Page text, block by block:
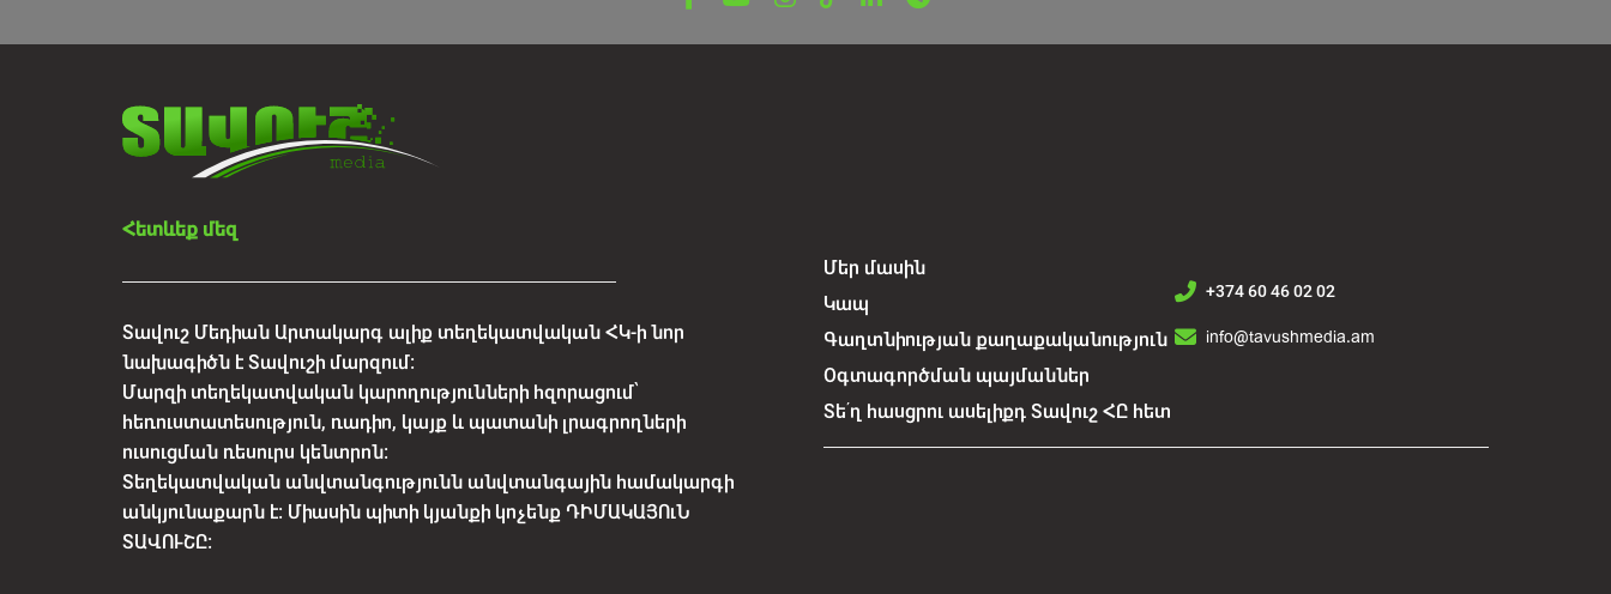
Հետևեք մեզ
Տավուշ Մեդիան Արտակարգ ալիք տեղեկատվական ՀԿ-ի նոր
նախագիծն է Տավուշի մարզում:
Մարզի տեղեկատվական կարողությունների հզորացում՝
հեռուստատեսություն, ռադիո, կայք և պատանի լրագրողների
ուսուցման ռեսուրս կենտրոն:
Տեղեկատվական անվտանգությունն անվտանգային համակարգի
անկյունաքարն է: Միասին պիտի կյանքի կոչենք ԴԻՄԱԿԱՅՈւՆ
ՏԱՎՈՒՇԸ:
Մեր մասին
Կապ
Գաղտնիության քաղաքականություն
Օգտագործման պայմաններ
Տե՛ղ հասցրու ասելիքդ Տավուշ ՀԸ հետ
+374 60 46 02 02
info@tavushmedia.am